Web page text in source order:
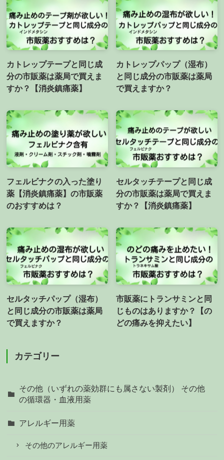
カトレップテープと同じ成
分の市販薬は薬局で買えま
すか？【消炎鎮痛薬】
カトレップパップ（湿布）
と同じ成分の市販薬は薬局
で買えますか？
フェルビナクの入った塗り
薬【消炎鎮痛薬】の市販薬
のおすすめは？
セルタッチテープと同じ成
分の市販薬は薬局で買えま
すか？【消炎鎮痛薬】
セルタッチパップ（湿布）
と同じ成分の市販薬は薬局
で買えますか？
市販薬にトランサミンと同
じものはありますか？【の
どの痛みを抑えたい】
カテゴリー
その他（いずれの薬効群にも属さない製剤） その他
の循環器・血液用薬
アレルギー用薬
その他のアレルギー用薬